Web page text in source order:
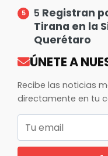
5 Registran
Tirana en la
Querétaro
ÚNETE A
Recibe las noticias
directamente en tu
Correo electrónico